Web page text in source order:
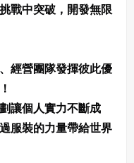
戰中突破，開發無限
經營團隊發揮彼此優
讓個人實力不斷成
服裝的力量帶給世界